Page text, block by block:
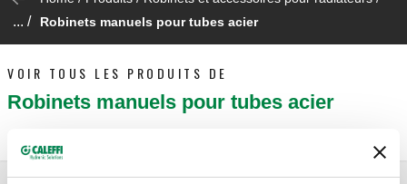
... / Robinets manuels pour tubes acier
VOIR TOUS LES PRODUITS DE
Robinets manuels pour tubes acier